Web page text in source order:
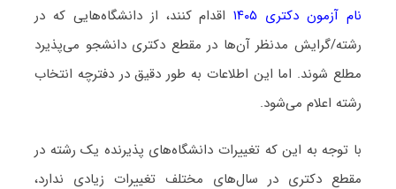
نام آزمون دکتری ۱۴۰۵
اقدام کنند، از دانشگاه‌هایی که در
رشته/گرایش مدنظر آن‌ها در مقطع دکتری دانشجو می‌پذیرد
مطلع شوند. اما این اطلاعات به طور دقیق در دفترچه انتخاب
رشته اعلام می‌شود.
با توجه به این که تغییرات دانشگاه‌های پذیرنده یک رشته در
مقطع دکتری در سال‌های مختلف تغییرات زیادی ندارد،